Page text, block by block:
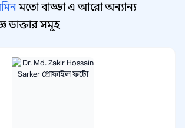
মতো বাড্ডা এ আরো অন্যান্য
ডাক্তার সমূহ